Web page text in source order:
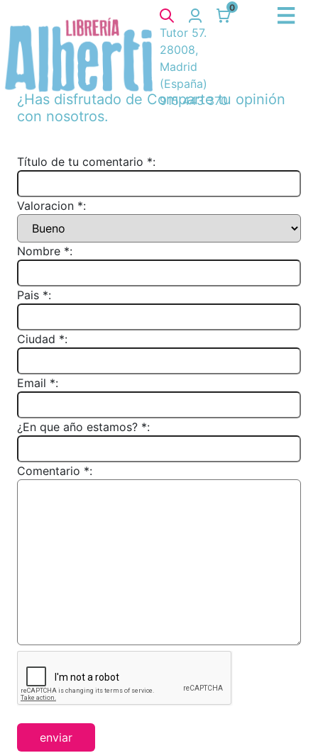
0
Tutor 57.
28008,
Madrid
(España)
915 443 370
¿Has disfrutado de Comparte tu opinión
con nosotros.
Título de tu comentario *:
Valoracion *:
Nombre *:
Pais *:
Ciudad *:
Email *:
¿En que año estamos? *:
Comentario *:
enviar